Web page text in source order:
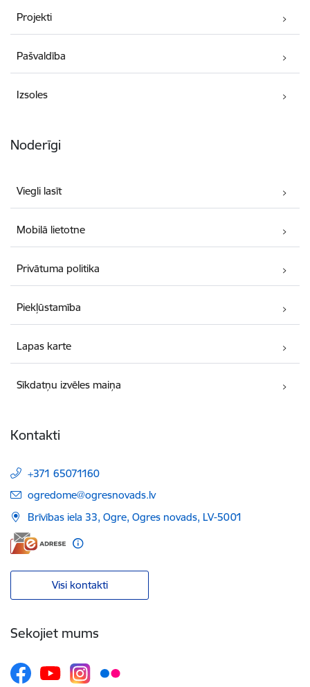
Projekti
Pašvaldība
Izsoles
Noderīgi
Viegli lasīt
Mobilā lietotne
Privātuma politika
Piekļūstamība
Lapas karte
Sīkdatņu izvēles maiņa
Kontakti
+371 65071160
E-pasts:
ogredome@ogresnovads.lv
Brīvības iela 33, Ogre, Ogres novads, LV-5001
Visi kontakti
Sekojiet mums